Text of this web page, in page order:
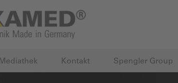
Mediathek Kontakt Spengler Group